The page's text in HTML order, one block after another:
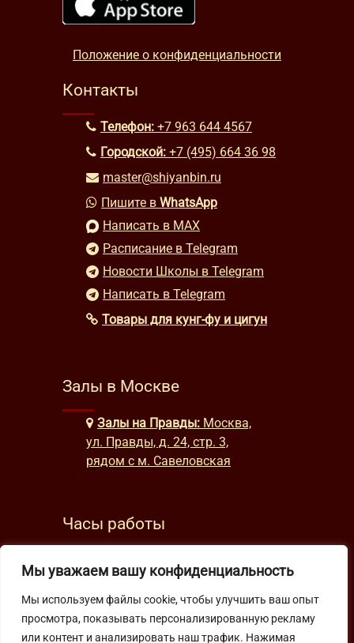
Мы уважаем вашу конфиденциальность
Мы используем файлы cookie, чтобы улучшить ваш опыт
просмотра, показывать персонализированную рекламу
или контент и анализировать наш трафик. Нажимая
Положение о конфиденциальности
Контакты
Телефон: +7 963 644 4567
Городской: +7 (495) 664 36 98
master@shiyanbin.ru
Пишите в WhatsApp
Написать в MAX
Расписание в Telegram
Новости Школы в Telegram
Написать в Telegram
Товары для кунг-фу и цигун
Залы в Москве
Залы на Правды: Москва,
ул. Правды, д. 24, стр. 3,
рядом с м. Савеловская
Часы работы
выходные: с 10:00 до 19:30
Подпишитесь на нашу рассылку